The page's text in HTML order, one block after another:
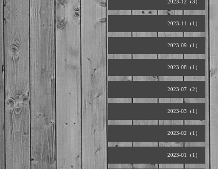
2023-12（3）
2023-11（1）
2023-09（1）
2023-08（1）
2023-07（2）
2023-03（1）
2023-02（1）
2023-01（1）